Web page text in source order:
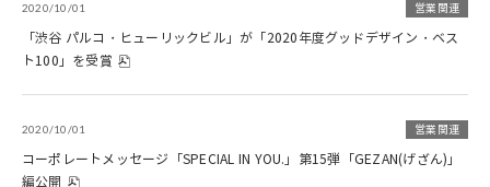
2020/10/01 営業関連
「渋谷 パルコ・ヒューリックビル」が「2020年度グッドデザイン・ベス
ト100」を受賞
2020/10/01 営業関連
コーポレートメッセージ「SPECIAL IN YOU.」第15弾「GEZAN(げざん)」
編公開